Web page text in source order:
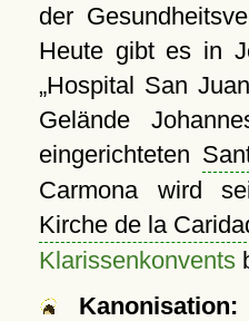
der
Heute gibt es in
Hospital San
Gelände
eingerichteten
Carmona wird
Kirche de la
Klarissenkonvents
Kanonisation: